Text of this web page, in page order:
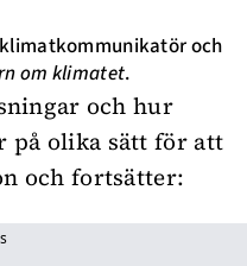
och
om klimatet.
och hur
på olika sätt för att
och fortsätter: